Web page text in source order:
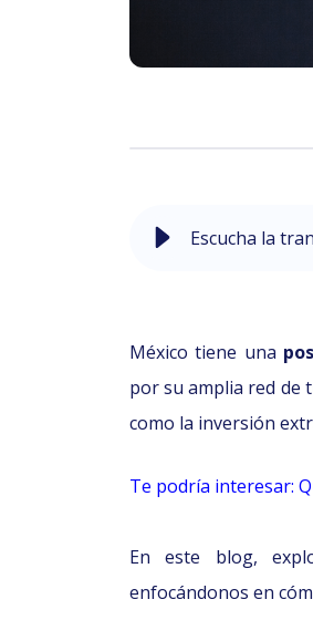
Escucha la
México tiene una
por su amplia red de
como la inversión
Te podría interesar:
En este blog,
enfocándonos en